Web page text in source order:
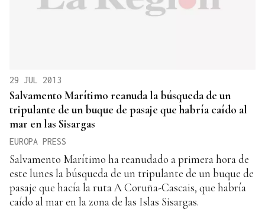
29 JUL 2013
Salvamento Marítimo reanuda la búsqueda de un
tripulante de un buque de pasaje que habría caído al
mar en las Sisargas
EUROPA PRESS
Salvamento Marítimo ha reanudado a primera hora de
este lunes la búsqueda de un tripulante de un buque de
pasaje que hacía la ruta A Coruña-Cascais, que habría
caído al mar en la zona de las Islas Sisargas.